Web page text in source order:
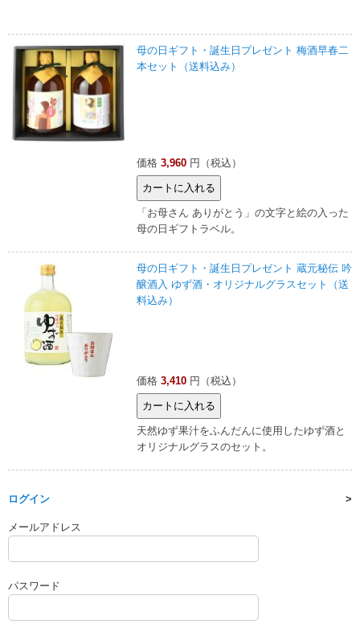
母の日ギフト・誕生日プレゼント 梅酒早春二
本セット（送料込み）
価格 3,960 円（税込）
「お母さん ありがとう」の文字と絵の入った
母の日ギフトラベル。
母の日ギフト・誕生日プレゼント 蔵元秘伝 吟
醸酒入 ゆず酒・オリジナルグラスセット（送
料込み）
価格 3,410 円（税込）
天然ゆず果汁をふんだんに使用したゆず酒と
オリジナルグラスのセット。
ログイン
メールアドレス
パスワード